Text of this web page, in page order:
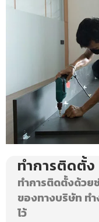
ทำการติดตั้ง
ทําการติดตั้งด้วย
ของทางบริษัท ท
ไว้